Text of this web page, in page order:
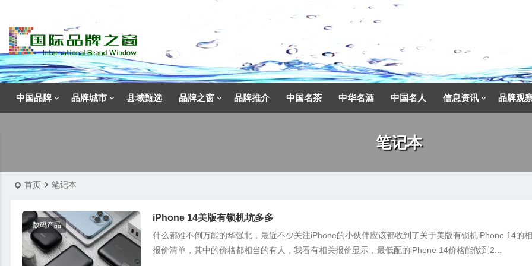
中国品牌 品牌城市 县域甄选 品牌之窗 品牌推介 中国名茶 中华名酒 中国名人 信息资讯 品牌观
笔记本
首页 笔记本
数码产品
iPhone 14美版有锁机坑多多
什么都难不倒万能的华强北，最近不少关注iPhone的小伙伴应该都收到了关于美版有锁机iPhone 14的
报价清单，其中的价格都相当的有人，我看有相关报价显示，最低配的iPhone 14价格能做到2...